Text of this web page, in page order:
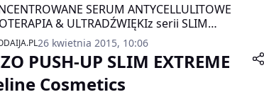
SERUM ANTYCELLULITOWE
& ULTRADŹWIĘKIz serii SLIM
4D26 kwietnia 2015, 10:06
PUSH-UP SLIM EXTREME
Cosmetics